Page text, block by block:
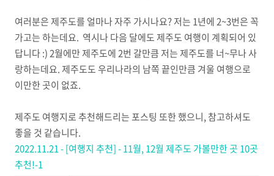
여러분은 제주도를 얼마나 자주 가시나요? 저는 1년에 2~3번은 꼭
가고는 하는데요. 역시나 다음 달에도 제주도 여행이 계획되어 있
답니다 :) 2월에만 제주도에 2번 갈만큼 저는 제주도를 너~무나 사
랑하는데요. 제주도도 우리나라의 남쪽 끝인만큼 겨울 여행으로
이만한 곳이 없죠.
제주도 여행지로 추천해드리는 포스팅 또한 했으니, 참고하셔도
좋을 것 같습니다.
2022.11.21 - [여행지 추천] - 11월, 12월 제주도 가볼만한 곳 10곳
추천!-1